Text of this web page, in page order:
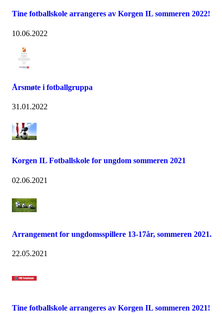
Tine fotballskole arrangeres av Korgen IL sommeren 2022!
10.06.2022
Årsmøte i fotballgruppa
31.01.2022
Korgen IL Fotballskole for ungdom sommeren 2021
02.06.2021
Arrangement for ungdomsspillere 13-17år, sommeren 2021.
22.05.2021
Tine fotballskole arrangeres av Korgen IL sommeren 2021!